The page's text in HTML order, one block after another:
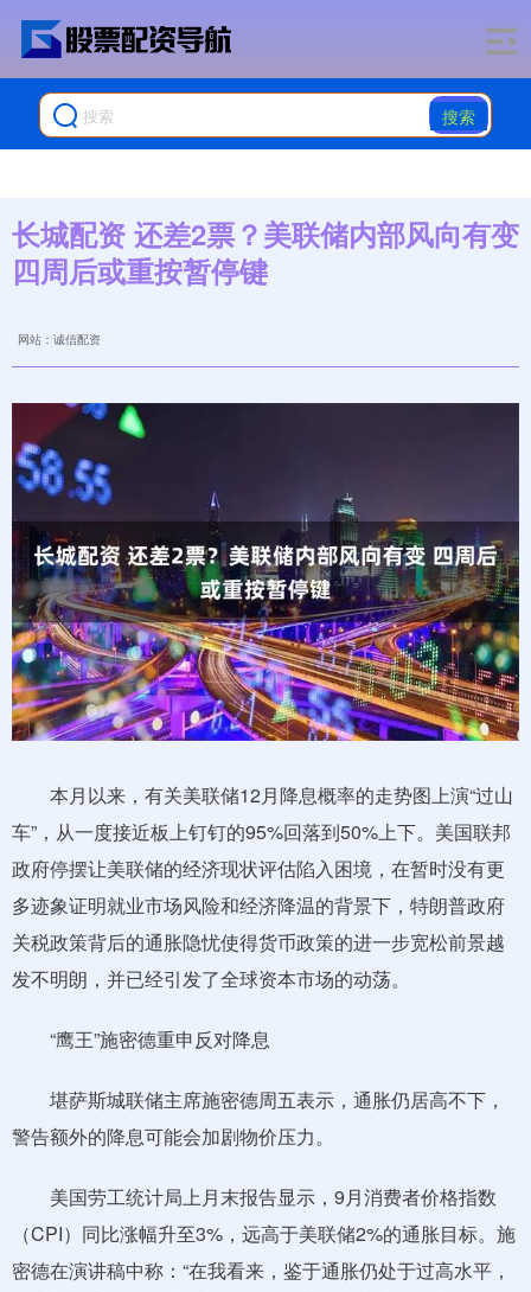
搜索
长城配资 还差2票？美联储内部风向有变
四周后或重按暂停键
网站：诚信配资
本月以来，有关美联储12月降息概率的走势图上演“过山
车”，从一度接近板上钉钉的95%回落到50%上下。美国联邦
政府停摆让美联储的经济现状评估陷入困境，在暂时没有更
多迹象证明就业市场风险和经济降温的背景下，特朗普政府
关税政策背后的通胀隐忧使得货币政策的进一步宽松前景越
发不明朗，并已经引发了全球资本市场的动荡。
“鹰王”施密德重申反对降息
堪萨斯城联储主席施密德周五表示，通胀仍居高不下，
警告额外的降息可能会加剧物价压力。
美国劳工统计局上月末报告显示，9月消费者价格指数
（CPI）同比涨幅升至3%，远高于美联储2%的通胀目标。施
密德在演讲稿中称：“在我看来，鉴于通胀仍处于过高水平，